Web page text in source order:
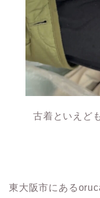
古着といえど
東大阪市にある